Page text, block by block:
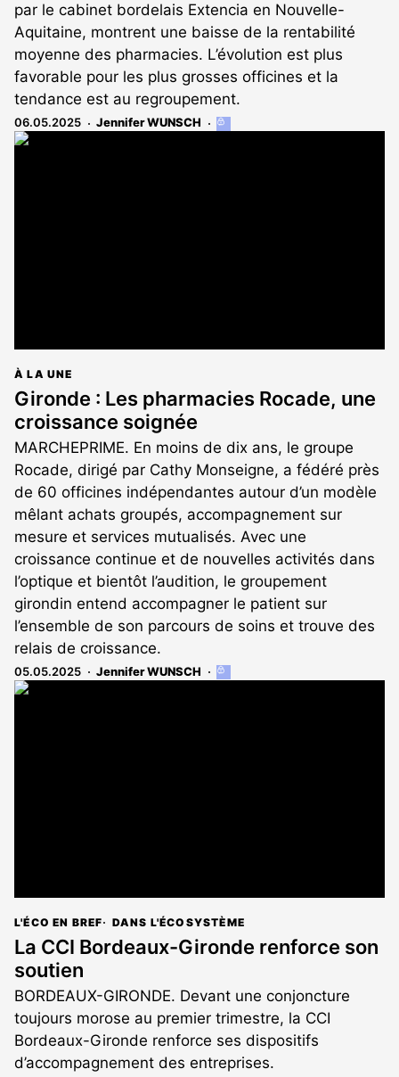
par le cabinet bordelais Extencia en Nouvelle-
Aquitaine, montrent une baisse de la rentabilité
moyenne des pharmacies. L’évolution est plus
favorable pour les plus grosses officines et la
tendance est au regroupement.
06.05.2025 Jennifer WUNSCH
Cet
À LA UNE
Gironde : Les pharmacies Rocade, une
croissance soignée
MARCHEPRIME. En moins de dix ans, le groupe
Rocade, dirigé par Cathy Monseigne, a fédéré près
de 60 officines indépendantes autour d’un modèle
mêlant achats groupés, accompagnement sur
mesure et services mutualisés. Avec une
croissance continue et de nouvelles activités dans
l’optique et bientôt l’audition, le groupement
girondin entend accompagner le patient sur
l’ensemble de son parcours de soins et trouve des
relais de croissance.
05.05.2025 Jennifer WUNSCH
Cet
L'ÉCO EN BREF DANS L'ÉCOSYSTÈME
La CCI Bordeaux-Gironde renforce son
soutien
BORDEAUX-GIRONDE. Devant une conjoncture
toujours morose au premier trimestre, la CCI
Bordeaux-Gironde renforce ses dispositifs
d’accompagnement des entreprises.